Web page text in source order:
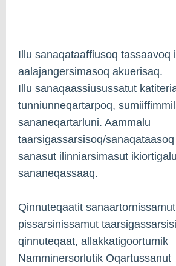
Illu sanaqataaffiusoq tassaavoq
aalajangersimasoq akuerisaq.
Illu sanaqaassiusussatut
tunniunneqartarpoq,
sananeqartarluni. Aammalu
taarsigassarsisoq/
sanasut ilinniarsimasut
sananeqassaaq.
Qinnuteqaatit
pissarsinissamut
qinnuteqaat, allakkatigoortumik
Namminersorlutik Oqartussanut